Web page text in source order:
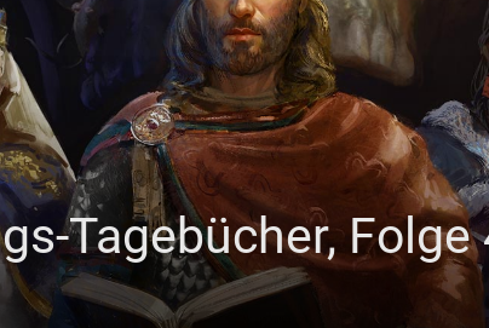
Tagebücher,